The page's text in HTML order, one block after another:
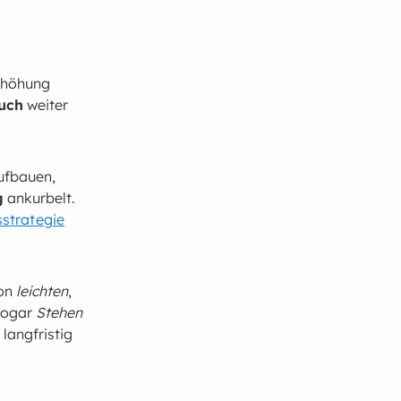
weiter
ankurbelt.
leichten,
Stehen
langfristig